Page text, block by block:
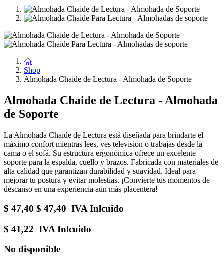
Shop
Almohada Chaide de Lectura - Almohada de Soporte
Almohada Chaide de Lectura - Almohada
de Soporte
La Almohada Chaide de Lectura está diseñada para brindarte el
máximo confort mientras lees, ves televisión o trabajas desde la
cama o el sofá. Su estructura ergonómica ofrece un excelente
soporte para la espalda, cuello y brazos. Fabricada con materiales de
alta calidad que garantizan durabilidad y suavidad. Ideal para
mejorar tu postura y evitar molestias. ¡Convierte tus momentos de
descanso en una experiencia aún más placentera!
$ 47,40 $47,40 IVA Inlcuido
$ 41,22 IVA Inlcuido
No disponible